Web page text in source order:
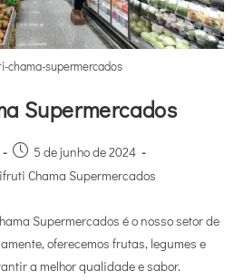
chama-supermercados
Supermercados
5 de junho de 2024
Chama Supermercados
Supermercados é o nosso setor de
oferecemos frutas, legumes e
a melhor qualidade e sabor.